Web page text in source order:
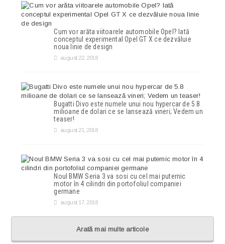
Cum vor arăta viitoarele automobile Opel? Iată
conceptul experimental Opel GT X ce dezvăluie
noua linie de design
august 22, 2018
Bugatti Divo este numele unui nou hypercar de 5.8
milioane de dolari ce se lansează vineri; Vedem un
teaser!
august 21, 2018
Noul BMW Seria 3 va sosi cu cel mai puternic
motor în 4 cilindri din portofoliul companiei
germane
august 17, 2018
Arată mai multe articole